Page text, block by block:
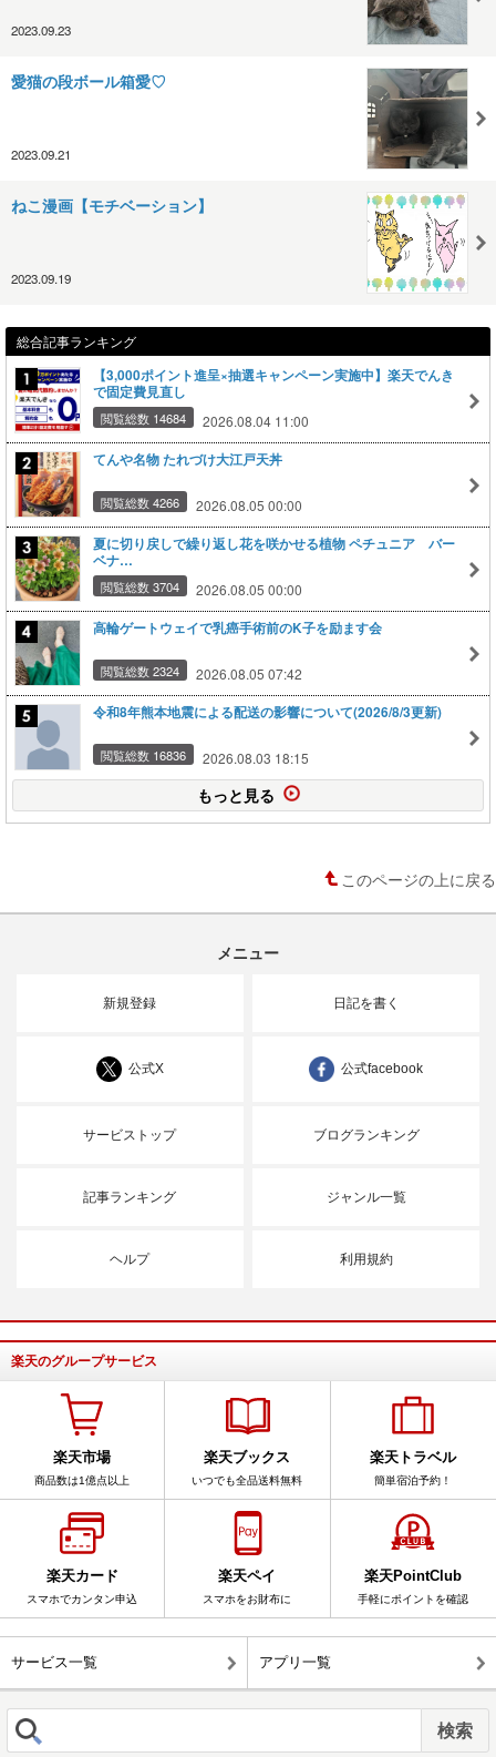
2023.09.23
愛猫の段ボール箱愛♡
2023.09.21
ねこ漫画【モチベーション】
2023.09.19
総合記事ランキング
【3,000ポイント進呈×抽選キャンペーン実施中】楽天でんき
で固定費見直し
閲覧総数 14684 2026.08.04 11:00
てんや名物 たれづけ大江戸天丼
閲覧総数 4266 2026.08.05 00:00
夏に切り戻しで繰り返し花を咲かせる植物 ペチュニア バー
ベナ…
閲覧総数 3704 2026.08.05 00:00
高輪ゲートウェイで乳癌手術前のK子を励ます会
閲覧総数 2324 2026.08.05 07:42
令和8年熊本地震による配送の影響について(2026/8/3更新)
閲覧総数 16836 2026.08.03 18:15
もっと見る
このページの上に戻る
メニュー
新規登録 日記を書く
公式X 公式facebook
サービストップ ブログランキング
記事ランキング ジャンル一覧
ヘルプ 利用規約
楽天のグループサービス
楽天市場
商品数は1億点以上
楽天ブックス
いつでも全品送料無料
楽天トラベル
簡単宿泊予約！
楽天カード
スマホでカンタン申込
楽天ペイ
スマホをお財布に
楽天PointClub
手軽にポイントを確認
サービス一覧 アプリ一覧